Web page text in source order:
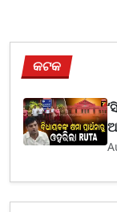
କଟକ